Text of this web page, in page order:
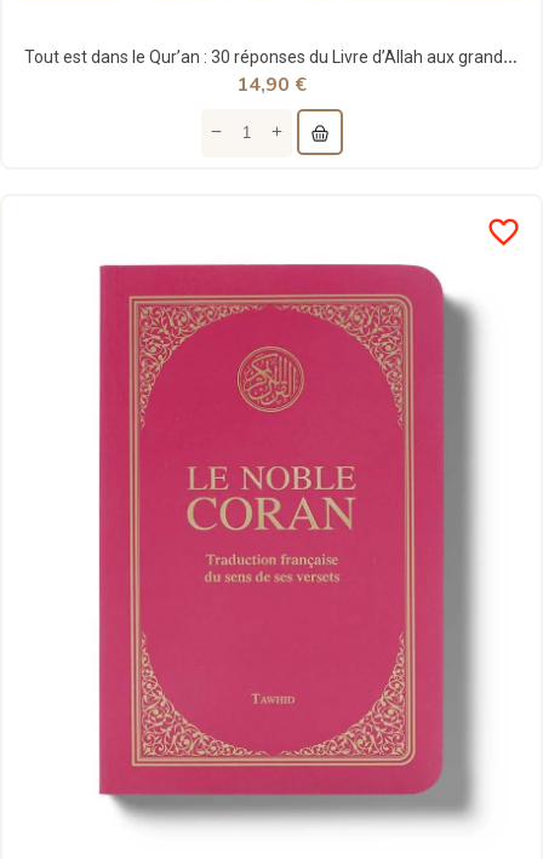
Tout est dans le Qur’an : 30 réponses du Livre d’Allah aux grandes questions de la vie - Haifaa...
14,90 €
favorite_border